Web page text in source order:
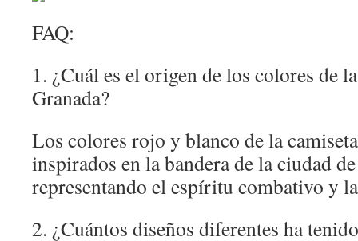
FAQ:
1. ¿Cuál es el origen de los colores de
Granada?
Los colores rojo y blanco de la
inspirados en la bandera de la ciudad
representando el espíritu combativo y
2. ¿Cuántos diseños diferentes ha